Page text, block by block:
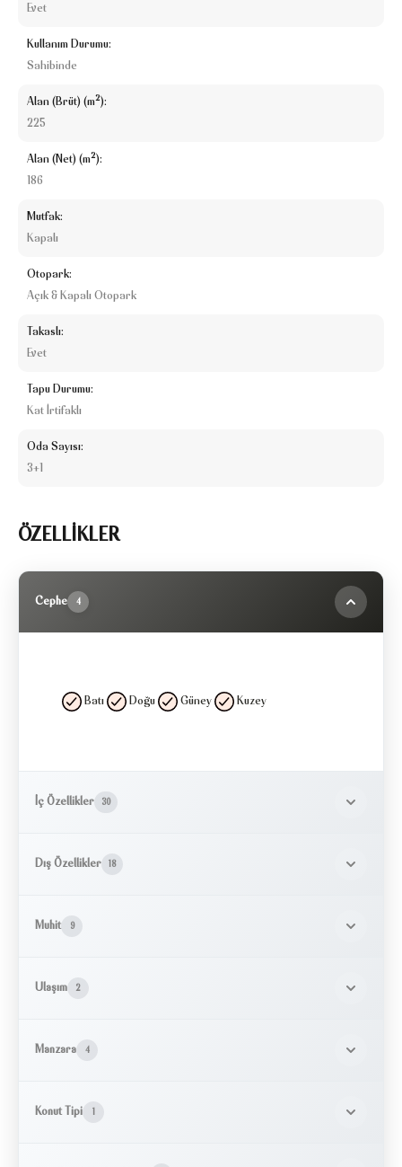
Evet
Kullanım Durumu:
Sahibinde
Alan (Brüt) (m²):
225
Alan (Net) (m²):
186
Mutfak:
Kapalı
Otopark:
Açık & Kapalı Otopark
Takaslı:
Evet
Tapu Durumu:
Kat İrtifaklı
Oda Sayısı:
3+1
ÖZELLİKLER
Cephe 4
Batı Doğu Güney Kuzey
İç Özellikler 30
Dış Özellikler 18
Muhit 9
Ulaşım 2
Manzara 4
Konut Tipi